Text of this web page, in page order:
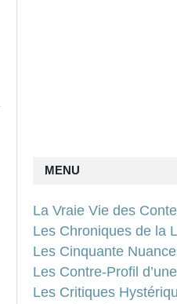
MENU
La Vraie Vie des
Les Chroniques de la
Les Cinquante
Les Contre-Profil
Les Critiques